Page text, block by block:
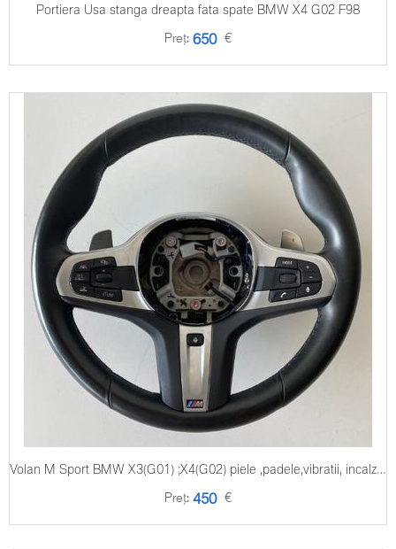
Portiera Usa stanga dreapta fata spate BMW X4 G02 F98
Preț: 650 €
Volan M Sport BMW X3(G01) ;X4(G02) piele ,padele,vibratii, incalzire
Preț: 450 €